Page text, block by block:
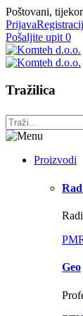
Poštovani,
Prijava
Pošaljite upit 0
Tražilica
Proizvodi
Geo